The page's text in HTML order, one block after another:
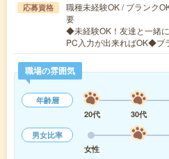
応募資格
職種未経験OK / ブランク
要
◆未経験OK！友達と一緒
PC入力が出来ればOK◆ブ
職場の雰囲気
年齢層
20代
30代
男女比率
女性